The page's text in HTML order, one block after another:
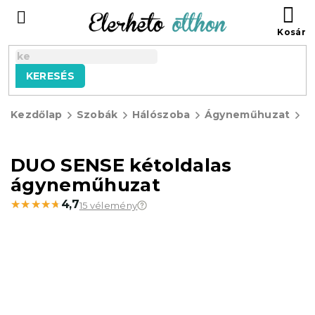
tartalomhoz
KERESÉS
Kezdőlap Szobák Hálószoba Ágyneműhuzat
DUO SENSE kétoldalas
ágyneműhuzat
★★★★★
★★★★★ 4,715 vélemény